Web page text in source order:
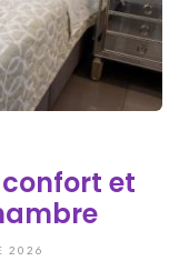
confort et
2026